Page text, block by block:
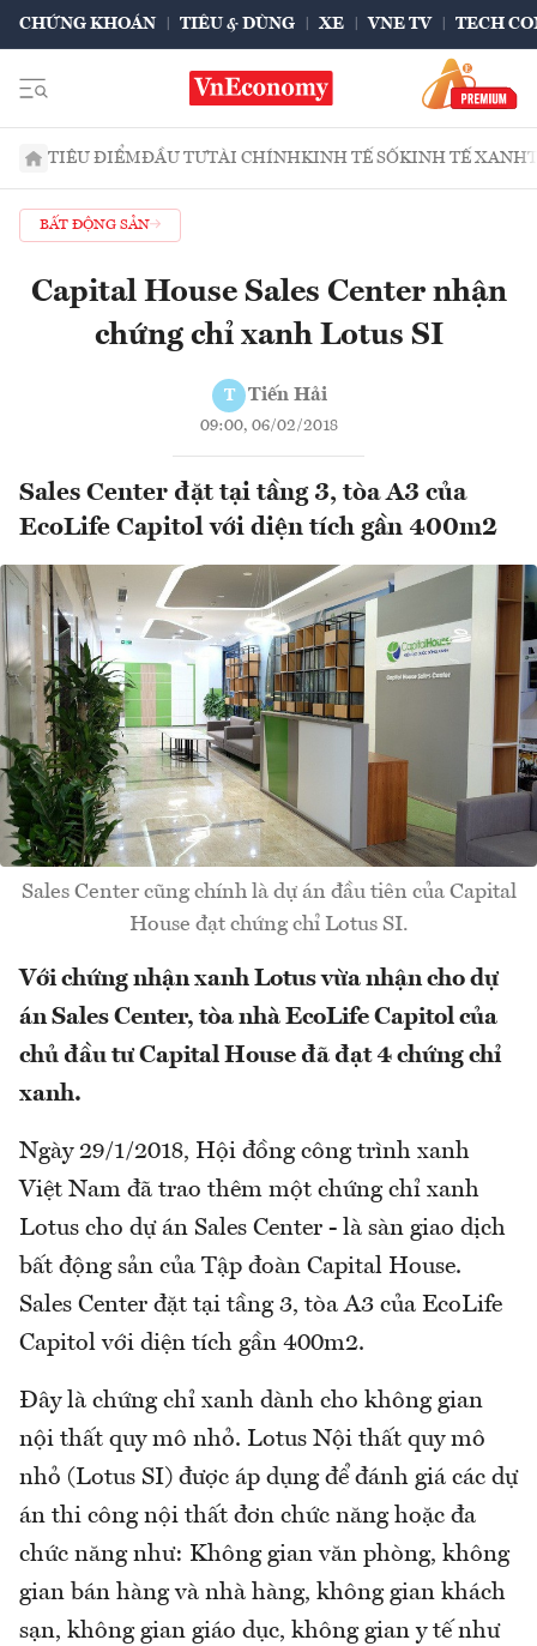
CHỨNG KHOÁN TIÊU & DÙNG XE VNE TV TECH
TIÊU ĐIỂMĐẦU TƯTÀI CHÍNHKINH TẾ SỐKINH TẾ XANH
BẤT ĐỘNG SẢN
Capital House Sales Center nhận
chứng chỉ xanh Lotus SI
T Tiến Hải
09:00, 06/02/2018
Sales Center đặt tại tầng 3, tòa A3 của
EcoLife Capitol với diện tích gần 400m2
Sales Center cũng chính là dự án đầu tiên của Capital
House đạt chứng chỉ Lotus SI.
Với chứng nhận xanh Lotus vừa nhận cho dự
án Sales Center, tòa nhà EcoLife Capitol của
chủ đầu tư Capital House đã đạt 4 chứng chỉ
xanh.
Ngày 29/1/2018, Hội đồng công trình xanh
Việt Nam đã trao thêm một chứng chỉ xanh
Lotus cho dự án Sales Center - là sàn giao dịch
bất động sản của Tập đoàn Capital House.
Sales Center đặt tại tầng 3, tòa A3 của EcoLife
Capitol với diện tích gần 400m2.
Đây là chứng chỉ xanh dành cho không gian
nội thất quy mô nhỏ. Lotus Nội thất quy mô
nhỏ (Lotus SI) được áp dụng để đánh giá các dự
án thi công nội thất đơn chức năng hoặc đa
chức năng như: Không gian văn phòng, không
gian bán hàng và nhà hàng, không gian khách
sạn, không gian giáo dục, không gian y tế như